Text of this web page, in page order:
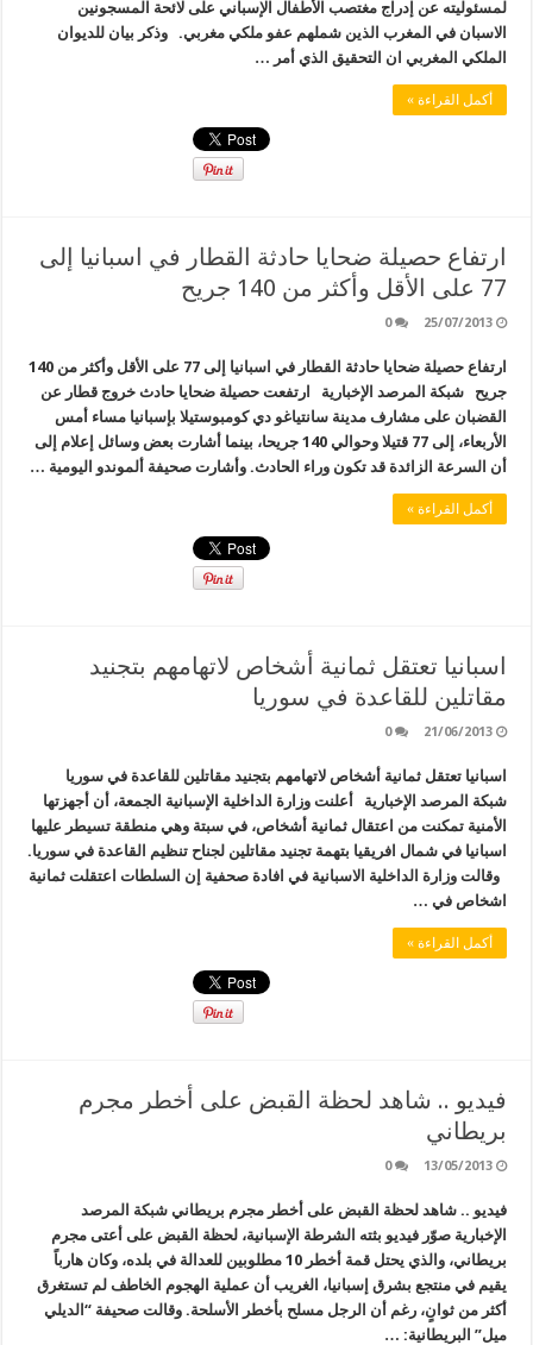
لمسئوليته عن إدراج مغتصب الأطفال الإسباني على لائحة المسجونين
الاسبان في المغرب الذين شملهم عفو ملكي مغربي. وذكر بيان للديوان
الملكي المغربي ان التحقيق الذي أمر …
أكمل القراءة »
ارتفاع حصيلة ضحايا حادثة القطار في اسبانيا إلى
77 على الأقل وأكثر من 140 جريح
25/07/2013
0
ارتفاع حصيلة ضحايا حادثة القطار في اسبانيا إلى 77 على الأقل وأكثر من 140
جريح شبكة المرصد الإخبارية ارتفعت حصيلة ضحايا حادث خروج قطار عن
القضبان على مشارف مدينة سانتياغو دي كومبوستيلا بإسبانيا مساء أمس
الأربعاء، إلى 77 قتيلا وحوالي 140 جريحا، بينما أشارت بعض وسائل إعلام إلى
أن السرعة الزائدة قد تكون وراء الحادث. وأشارت صحيفة ألموندو اليومية …
أكمل القراءة »
اسبانيا تعتقل ثمانية أشخاص لاتهامهم بتجنيد
مقاتلين للقاعدة في سوريا
21/06/2013
0
اسبانيا تعتقل ثمانية أشخاص لاتهامهم بتجنيد مقاتلين للقاعدة في سوريا
شبكة المرصد الإخبارية أعلنت وزارة الداخلية الإسبانية الجمعة، أن أجهزتها
الأمنية تمكنت من اعتقال ثمانية أشخاص، في سبتة وهي منطقة تسيطر عليها
اسبانيا في شمال افريقيا بتهمة تجنيد مقاتلين لجناح تنظيم القاعدة في سوريا.
وقالت وزارة الداخلية الاسبانية في افادة صحفية إن السلطات اعتقلت ثمانية
اشخاص في …
أكمل القراءة »
فيديو .. شاهد لحظة القبض على أخطر مجرم
بريطاني
13/05/2013
0
فيديو .. شاهد لحظة القبض على أخطر مجرم بريطاني شبكة المرصد
الإخبارية صوّر فيديو بثته الشرطة الإسبانية، لحظة القبض على أعتى مجرم
بريطاني، والذي يحتل قمة أخطر 10 مطلوبين للعدالة في بلده، وكان هارباً
يقيم في منتجع بشرق إسبانيا، الغريب أن عملية الهجوم الخاطف لم تستغرق
أكثر من ثوانٍ، رغم أن الرجل مسلح بأخطر الأسلحة. وقالت صحيفة “الديلي
ميل” البريطانية: …